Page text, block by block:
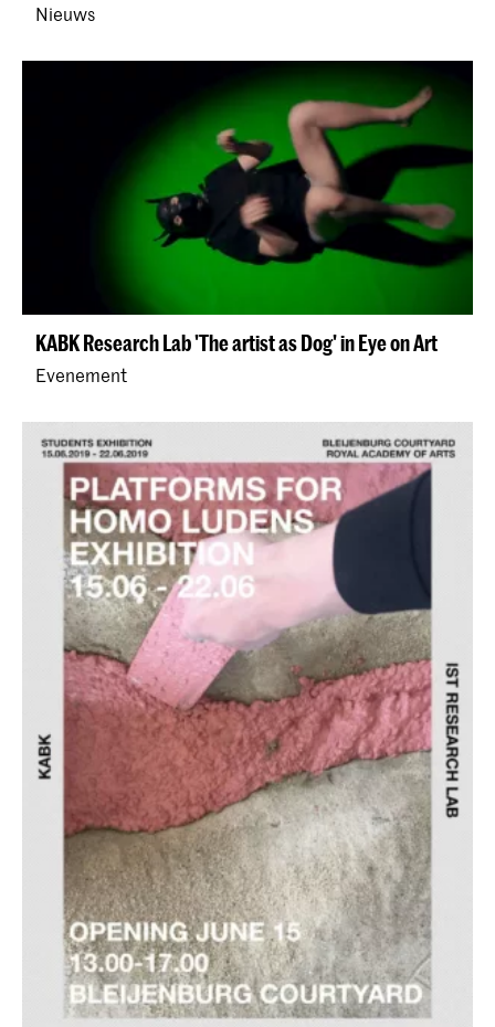
Nieuws
KABK Research Lab 'The artist as Dog' in Eye on Art
Evenement